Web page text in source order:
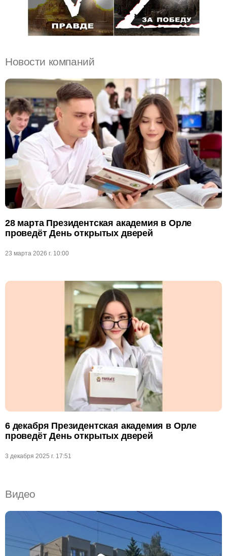
Новости компаний
28 марта Президентская академия в Орле
проведёт День открытых дверей
23 марта 2026 г. 10:00
6 декабря Президентская академия в Орле
проведёт День открытых дверей
3 декабря 2025 г. 17:51
Видео